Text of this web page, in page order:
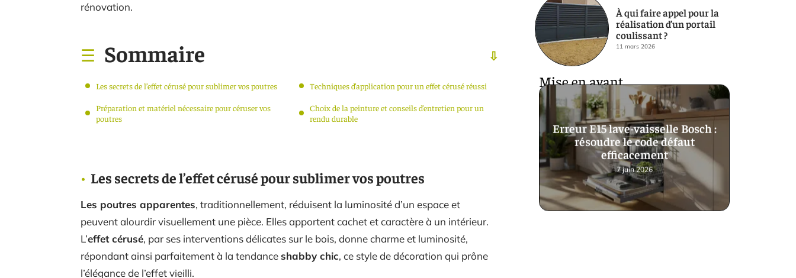
rénovation.
Sommaire
Les secrets de l’effet cérusé pour sublimer vos poutres
Préparation et matériel nécessaire pour céruser vos
poutres
Techniques d’application pour un effet cérusé réussi
Choix de la peinture et conseils d’entretien pour un
rendu durable
Les secrets de l’effet cérusé pour sublimer vos poutres
Les poutres apparentes, traditionnellement, réduisent la luminosité d’un espace et
peuvent alourdir visuellement une pièce. Elles apportent cachet et caractère à un intérieur.
L’effet cérusé, par ses interventions délicates sur le bois, donne charme et luminosité,
répondant ainsi parfaitement à la tendanceshabby chic, ce style de décoration qui prône
l’élégance de l’effet vieilli.
À qui faire appel pour la
réalisation d’un portail
coulissant ?
11 mars 2026
Mise en avant
Erreur E15 lave-vaisselle Bosch :
résoudre le code défaut
efficacement
7 juin 2026